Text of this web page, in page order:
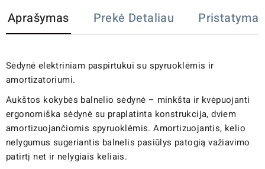
Aprašymas Prekė Detaliau Pristatymas
Sėdynė elektriniam paspirtukui su spyruoklėmis ir
amortizatoriumi.
Aukštos kokybės balnelio sėdynė – minkšta ir kvėpuojanti
ergonomiška sėdynė su praplatinta konstrukcija, dviem
amortizuojančiomis spyruoklėmis. Amortizuojantis, kelio
nelygumus sugeriantis balnelis pasiūlys patogią važiavimo
patirtį net ir nelygiais keliais.